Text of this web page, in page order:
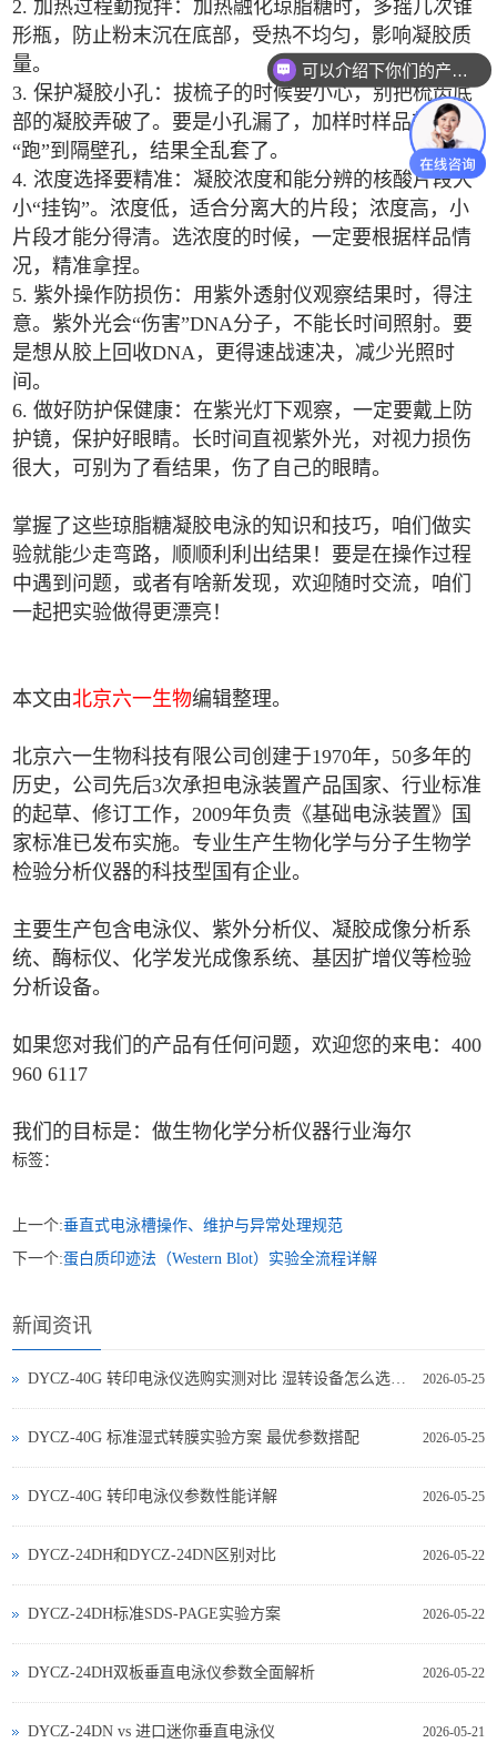
2. 加热过程勤搅拌：加热融化琼脂糖时，多摇几次锥
形瓶，防止粉末沉在底部，受热不均匀，影响凝胶质
量。
3. 保护凝胶小孔：拔梳子的时候要小心，别把梳齿底
部的凝胶弄破了。要是小孔漏了，加样时样品就会
“跑”到隔壁孔，结果全乱套了。
4. 浓度选择要精准：凝胶浓度和能分辨的核酸片段大
小“挂钩”。浓度低，适合分离大的片段；浓度高，小
片段才能分得清。选浓度的时候，一定要根据样品情
况，精准拿捏。
5. 紫外操作防损伤：用紫外透射仪观察结果时，得注
意。紫外光会“伤害”DNA分子，不能长时间照射。要
是想从胶上回收DNA，更得速战速决，减少光照时
间。
6. 做好防护保健康：在紫光灯下观察，一定要戴上防
护镜，保护好眼睛。长时间直视紫外光，对视力损伤
很大，可别为了看结果，伤了自己的眼睛。
掌握了这些琼脂糖凝胶电泳的知识和技巧，咱们做实
验就能少走弯路，顺顺利利出结果！要是在操作过程
中遇到问题，或者有啥新发现，欢迎随时交流，咱们
一起把实验做得更漂亮！
本文由北京六一生物编辑整理。
北京六一生物科技有限公司创建于1970年，50多年的
历史，公司先后3次承担电泳装置产品国家、行业标准
的起草、修订工作，2009年负责《基础电泳装置》国
家标准已发布实施。专业生产生物化学与分子生物学
检验分析仪器的科技型国有企业。
主要生产包含电泳仪、紫外分析仪、凝胶成像分析系
统、酶标仪、化学发光成像系统、基因扩增仪等检验
分析设备。
如果您对我们的产品有任何问题，欢迎您的来电：400
960 6117
我们的目标是：做生物化学分析仪器行业海尔
标签：
上一个:垂直式电泳槽操作、维护与异常处理规范
下一个:蛋白质印迹法（Western Blot）实验全流程详解
新闻资讯
2026-05-25
DYCZ-40G 转印电泳仪选购实测对比 湿转设备怎么选不踩坑
2026-05-25
DYCZ-40G 标准湿式转膜实验方案 最优参数搭配
2026-05-25
DYCZ-40G 转印电泳仪参数性能详解
2026-05-22
DYCZ-24DH和DYCZ-24DN区别对比
2026-05-22
DYCZ-24DH标准SDS-PAGE实验方案
2026-05-22
DYCZ-24DH双板垂直电泳仪参数全面解析
2026-05-21
DYCZ‑24DN vs 进口迷你垂直电泳仪